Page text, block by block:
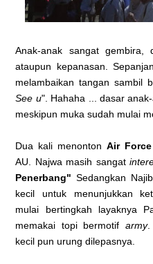
Anak-anak sangat
ataupun kepanasan.
melambaikan tangan sambil
See u". Hahaha ... dasar
meskipun muka sudah mulai
Dua kali menonton Air
AU. Najwa masih sangat
Penerbang"Sedangkan
kecil untuk menunjukkan
mulai bertingkah layaknya
memakai topi bermotif army.
kecil pun urung dilepasnya.